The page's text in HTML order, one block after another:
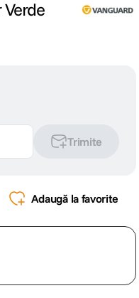
Verde
Trimite
Adaugă la favorite